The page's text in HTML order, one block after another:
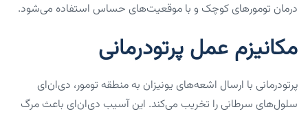
درمان تومورهای کوچک و با موقعیت‌های حساس استفاده می‌شود.
مکانیزم عمل پرتودرمانی
پرتودرمانی با ارسال اشعه‌های یونیزان به منطقه تومور، دی‌ان‌ای
سلول‌های سرطانی را تخریب می‌کند. این آسیب دی‌ان‌ای باعث مرگ